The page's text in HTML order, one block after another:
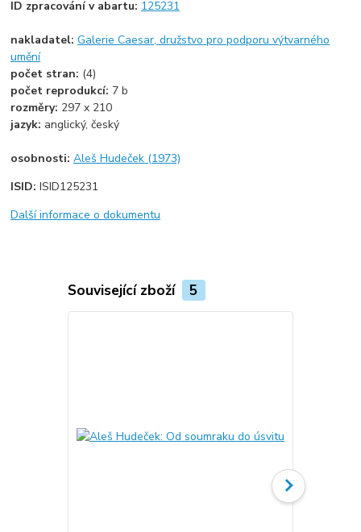
ID zpracování v abartu: 125231
nakladatel:Galerie Caesar, družstvo pro podporu výtvarného
umění
počet stran: (4)
počet reprodukcí: 7 b
rozměry: 297 x 210
jazyk: anglický, český
osobnosti:Aleš Hudeček (1973)
ISID:ISID125231
Další informace o dokumentu
Související zboží 5